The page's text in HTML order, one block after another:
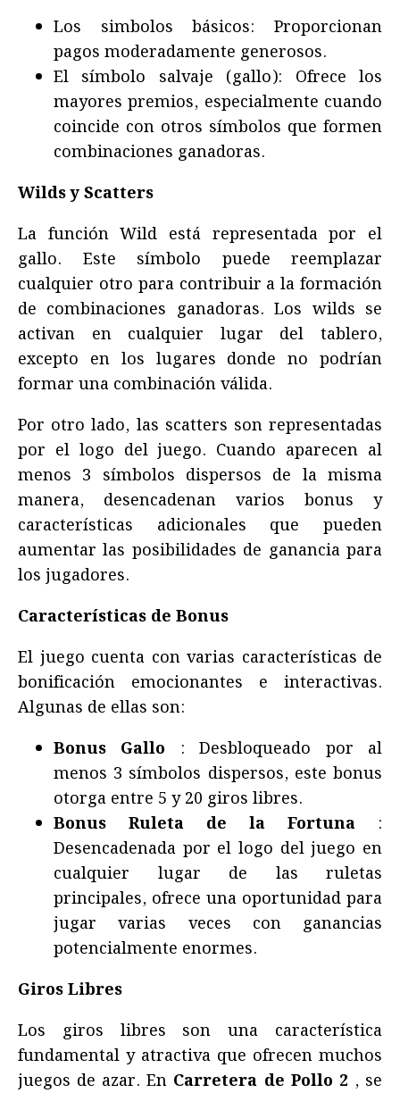
Los simbolos básicos: Proporcionan
pagos moderadamente generosos.
El símbolo salvaje (gallo): Ofrece los
mayores premios, especialmente cuando
coincide con otros símbolos que formen
combinaciones ganadoras.
Wilds y Scatters
La función Wild está representada por el
gallo. Este símbolo puede reemplazar
cualquier otro para contribuir a la formación
de combinaciones ganadoras. Los wilds se
activan en cualquier lugar del tablero,
excepto en los lugares donde no podrían
formar una combinación válida.
Por otro lado, las scatters son representadas
por el logo del juego. Cuando aparecen al
menos 3 símbolos dispersos de la misma
manera, desencadenan varios bonus y
características adicionales que pueden
aumentar las posibilidades de ganancia para
los jugadores.
Características de Bonus
El juego cuenta con varias características de
bonificación emocionantes e interactivas.
Algunas de ellas son:
Bonus Gallo : Desbloqueado por al
menos 3 símbolos dispersos, este bonus
otorga entre 5 y 20 giros libres.
Bonus Ruleta de la Fortuna :
Desencadenada por el logo del juego en
cualquier lugar de las ruletas
principales, ofrece una oportunidad para
jugar varias veces con ganancias
potencialmente enormes.
Giros Libres
Los giros libres son una característica
fundamental y atractiva que ofrecen muchos
juegos de azar. En Carretera de Pollo 2 , se